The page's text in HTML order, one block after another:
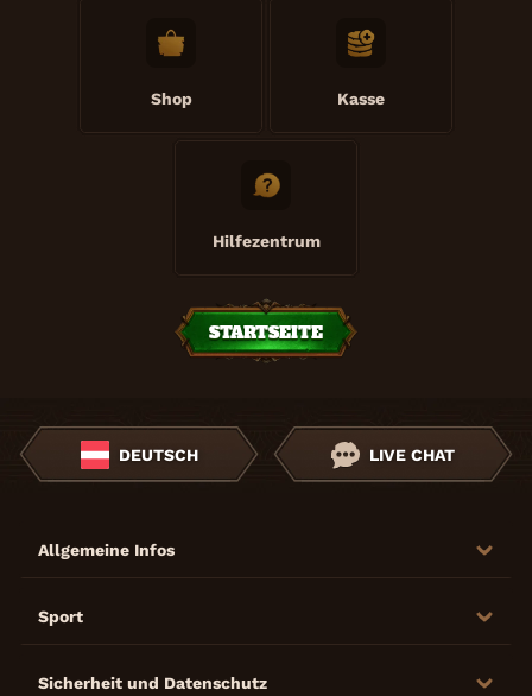
Shop Kasse
Hilfezentrum
STARTSEITE
DEUTSCH LIVE CHAT
Allgemeine Infos
Sport
Sicherheit und Datenschutz